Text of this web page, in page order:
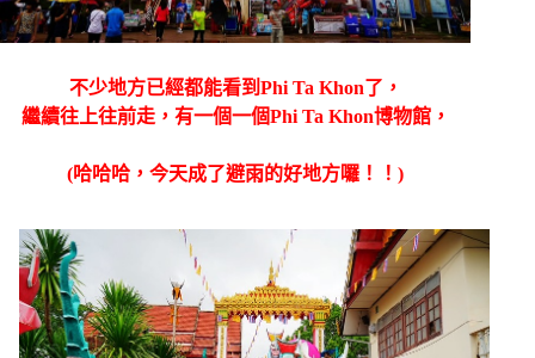
不少地方已經都能看到 Phi Ta Khon了，
繼續往上往前走，有一個一個Phi Ta Khon博物館，
(哈哈哈，今天成了避雨的好地方囉！！)